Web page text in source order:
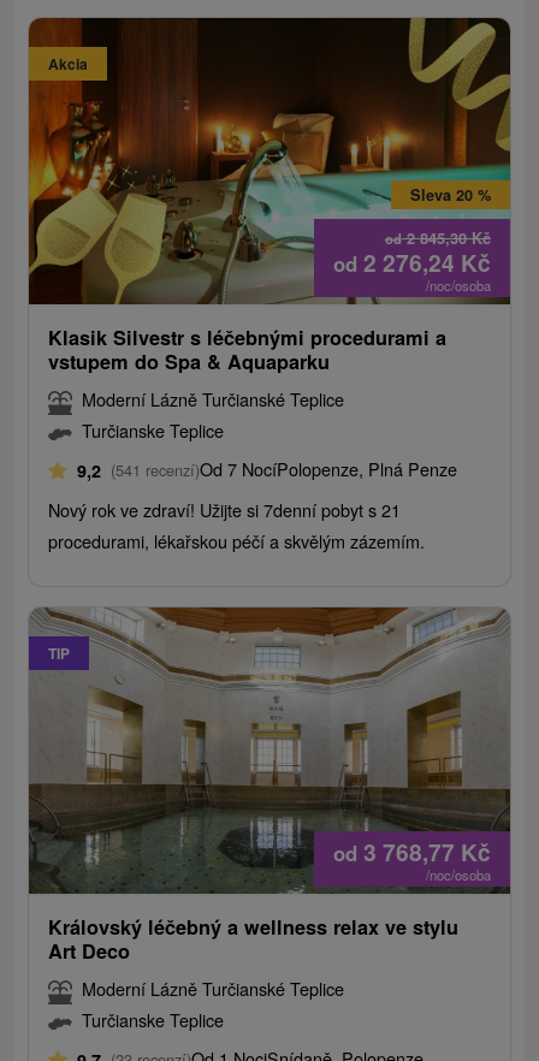
Akcia
od2 845,30Kč
Sleva 20 %
od 2 276,24 Kč
/noc/osoba
Klasik Silvestr s léčebnými procedurami a
vstupem do Spa & Aquaparku
Moderní Lázně Turčianské Teplice
Turčianske Teplice
9,2 (541 recenzí)Od 7 NocíPolopenze, Plná Penze
Nový rok ve zdraví! Užijte si 7denní pobyt s 21
procedurami, lékařskou péčí a skvělým zázemím.
TIP
od 3 768,77 Kč
/noc/osoba
Královský léčebný a wellness relax ve stylu
Art Deco
Moderní Lázně Turčianské Teplice
Turčianske Teplice